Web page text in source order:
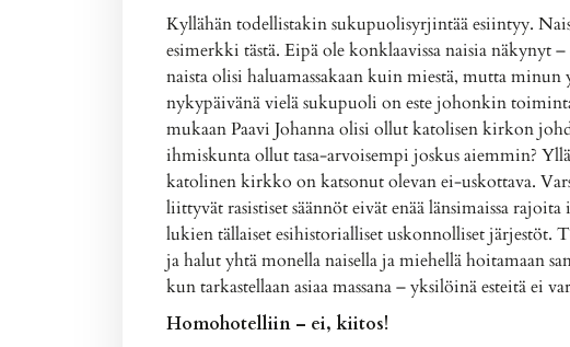
Kyllähän todellistakin sukupuolisyrjintää esiintyy.
esimerkki tästä. Eipä ole konklaavissa naisia näkynyt
naista olisi haluamassakaan kuin miestä, mutta
nykypäivänä vielä sukupuoli on este johonkin
mukaan Paavi Johanna olisi ollut katolisen kirkon
ihmiskunta ollut tasa-arvoisempi joskus aiemmin?
katolinen kirkko on katsonut olevan ei-uskottava.
liittyvät rasistiset säännöt eivät enää länsimaissa
lukien tällaiset esihistorialliset uskonnolliset järjestöt.
ja halut yhtä monella naisella ja miehellä hoitamaan
kun tarkastellaan asiaa massana – yksilöinä esteitä ei
Homohotelliin – ei, kiitos!